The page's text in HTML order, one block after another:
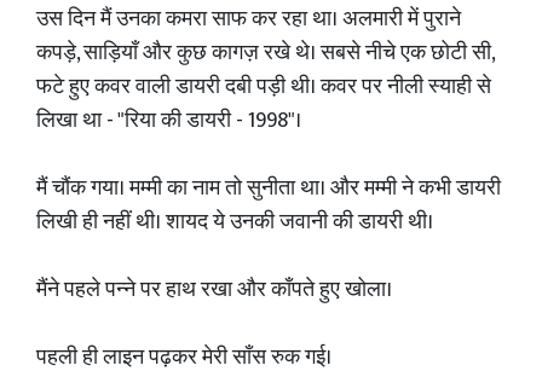
उस दिन मैं उनका कमरा साफ कर रहा था। अलमारी में पुराने
कपड़े, साड़ियाँ और कुछ कागज़ रखे थे। सबसे नीचे एक छोटी सी,
फटे हुए कवर वाली डायरी दबी पड़ी थी। कवर पर नीली स्याही से
लिखा था - "रिया की डायरी - 1998"।
मैं चौंक गया। मम्मी का नाम तो सुनीता था। और मम्मी ने कभी डायरी
लिखी ही नहीं थी। शायद ये उनकी जवानी की डायरी थी।
मैंने पहले पन्ने पर हाथ रखा और काँपते हुए खोला।
पहली ही लाइन पढ़कर मेरी साँस रुक गई।